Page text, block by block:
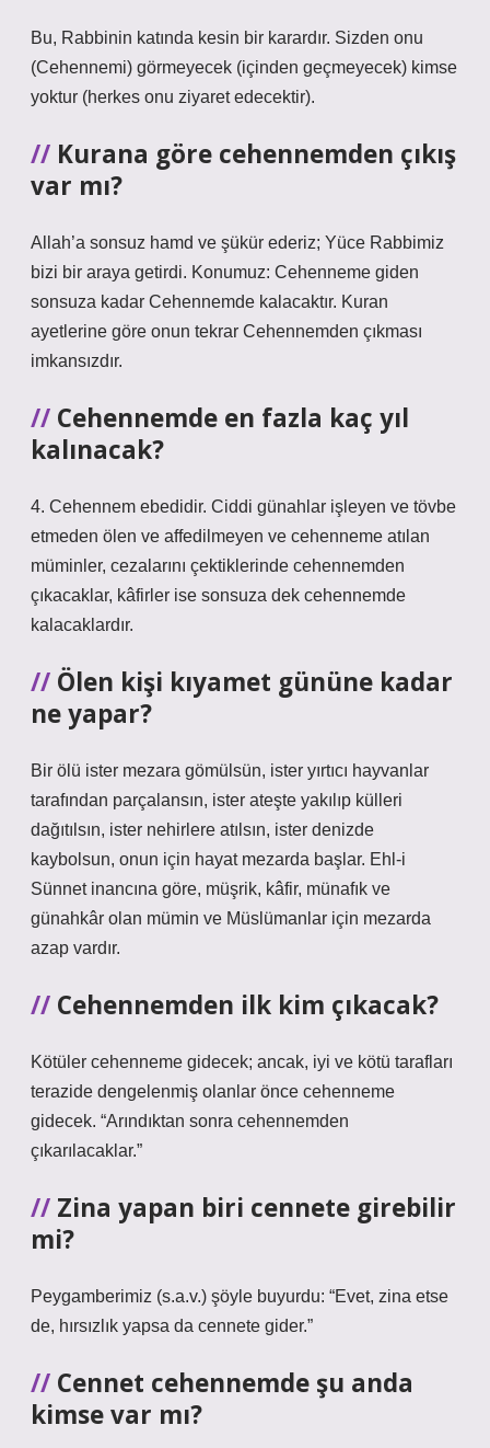
Bu, Rabbinin katında kesin bir karardır. Sizden onu
(Cehennemi) görmeyecek (içinden geçmeyecek) kimse
yoktur (herkes onu ziyaret edecektir).
Kurana göre cehennemden çıkış
var mı?
Allah’a sonsuz hamd ve şükür ederiz; Yüce Rabbimiz
bizi bir araya getirdi. Konumuz: Cehenneme giden
sonsuza kadar Cehennemde kalacaktır. Kuran
ayetlerine göre onun tekrar Cehennemden çıkması
imkansızdır.
Cehennemde en fazla kaç yıl
kalınacak?
4. Cehennem ebedidir. Ciddi günahlar işleyen ve tövbe
etmeden ölen ve affedilmeyen ve cehenneme atılan
müminler, cezalarını çektiklerinde cehennemden
çıkacaklar, kâfirler ise sonsuza dek cehennemde
kalacaklardır.
Ölen kişi kıyamet gününe kadar
ne yapar?
Bir ölü ister mezara gömülsün, ister yırtıcı hayvanlar
tarafından parçalansın, ister ateşte yakılıp külleri
dağıtılsın, ister nehirlere atılsın, ister denizde
kaybolsun, onun için hayat mezarda başlar. Ehl-i
Sünnet inancına göre, müşrik, kâfir, münafık ve
günahkâr olan mümin ve Müslümanlar için mezarda
azap vardır.
Cehennemden ilk kim çıkacak?
Kötüler cehenneme gidecek; ancak, iyi ve kötü tarafları
terazide dengelenmiş olanlar önce cehenneme
gidecek. “Arındıktan sonra cehennemden
çıkarılacaklar.”
Zina yapan biri cennete girebilir
mi?
Peygamberimiz (s.a.v.) şöyle buyurdu: “Evet, zina etse
de, hırsızlık yapsa da cennete gider.”
Cennet cehennemde şu anda
kimse var mı?